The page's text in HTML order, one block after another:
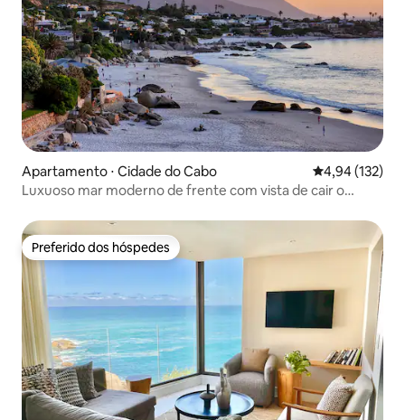
Apartamento ⋅ Cidade do Cabo 4,94 de uma
4,94 (132)
Luxuoso mar moderno de frente com vista de cair o
Preferido dos hóspedes
Preferido dos hóspedes